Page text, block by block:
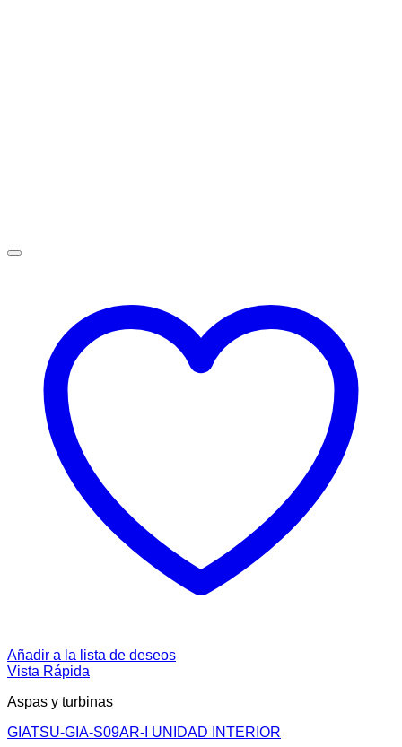
Añadir a la lista de deseos
Vista Rápida
Aspas y turbinas
GIATSU-GIA-S09AR-I UNIDAD INTERIOR